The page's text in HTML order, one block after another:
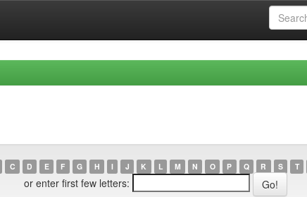
C D E F G H I J K L M N O P Q R S T
or enter first few letters: